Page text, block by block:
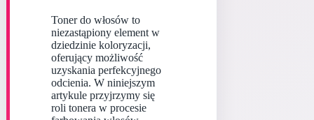
Toner do włosów to
niezastąpiony element w
dziedzinie koloryzacji,
oferujący możliwość
uzyskania perfekcyjnego
odcienia. W niniejszym
artykule przyjrzymy się
roli tonera w procesie